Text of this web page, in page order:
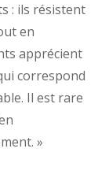
: ils résistent
en
apprécient
correspond
Il est rare
»